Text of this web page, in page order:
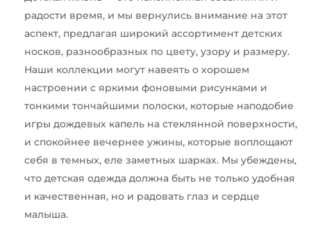
радости время, и мы вернулись внимание на этот
аспект, предлагая широкий ассортимент детских
носков, разнообразных по цвету, узору и размеру.
Наши коллекции могут навеять о хорошем
настроении с яркими фоновыми рисунками и
тонкими тончайшими полоски, которые наподобие
игры дождевых капель на стеклянной поверхности,
и спокойнее вечернее ужины, которые воплощают
себя в темных, еле заметных шарках. Мы убеждены,
что детская одежда должна быть не только удобная
и качественная, но и радовать глаз и сердце
малыша.